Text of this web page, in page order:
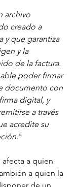
archivo
creado a
y que garantiza
y la
de la factura.
poder firmar
documento con
digital, y
a través
acredite su
"
a quien
a quien la